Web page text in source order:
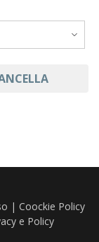
| Coockie Policy
e Policy